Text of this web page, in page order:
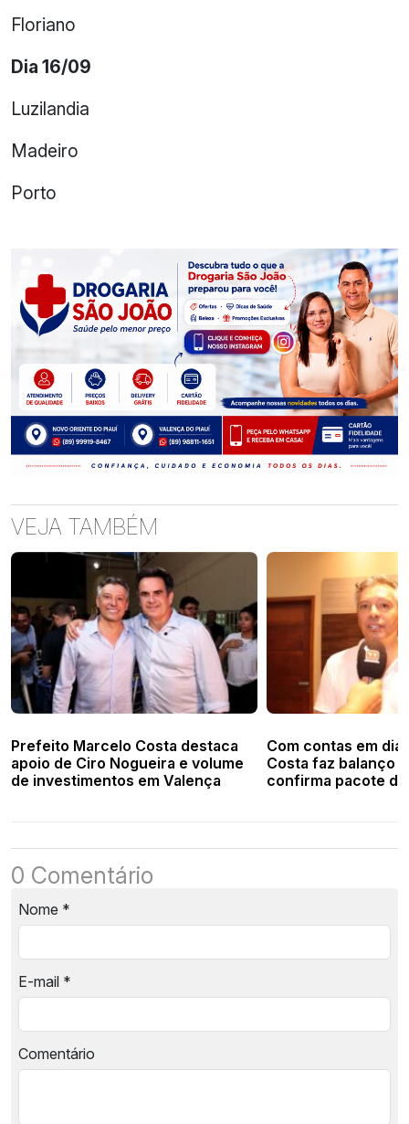
Floriano
Dia 16/09
Luzilandia
Madeiro
Porto
VEJA TAMBÉM
Prefeito Marcelo Costa destaca
apoio de Ciro Nogueira e volume
de investimentos em Valença
Com contas em
Costa faz balanço
confirma pacote
0 Comentário
Nome *
E-mail *
Comentário